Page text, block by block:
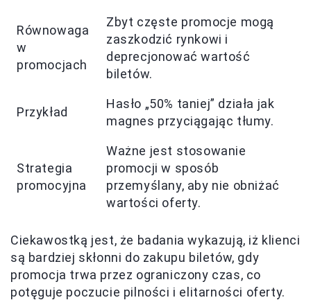
Równowaga
w
promocjach
Zbyt częste promocje mogą
zaszkodzić rynkowi i
deprecjonować wartość
biletów.
Przykład
Hasło „50% taniej” działa jak
magnes przyciągając tłumy.
Strategia
promocyjna
Ważne jest stosowanie
promocji w sposób
przemyślany, aby nie obniżać
wartości oferty.
Ciekawostką jest, że badania wykazują, iż klienci
są bardziej skłonni do zakupu biletów, gdy
promocja trwa przez ograniczony czas, co
potęguje poczucie pilności i elitarności oferty.